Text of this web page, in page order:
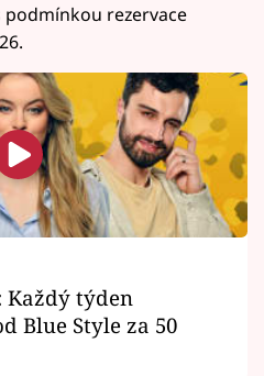
rezervace
Každý týden
Blue Style za 50